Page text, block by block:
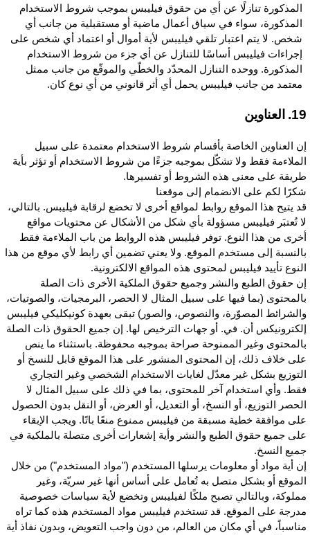
المذكورة تنازلًا عن أي من حقوق فيليبس بموجب شروط الاستخدام
المذكورة، سواء في سياق أعمال ماضية أو مستقبلية من جانب أي
شخص. لا يتم اعتبار تلقي فيليبس لأية أموال أو اعتماد أي شخص على
إجراءات فيليبس أساسًا للتنازل عن أي جزء من شروط الاستخدام
المذكورة. ووحده التنازل المحدّد والخطّي والموقّع من جانب ممثل
معتمد من جانب فيليبس يحمل أي أثر قانوني من أي نوع كان.
العناوين الخاصة بأقسام شروط الاستخدام معتمدة على سبيل
فقط ولا تشكّل بموجبه جزءًا من شروط الاستخدام أو تؤثر بأية
على معنى هذه الشروط أو تفسيرها.
لكم على الانضمام إلى موقعنا
يتيح هذا الموقع روابط لمواقع أخرى لا تخضع لرقابة فيليبس. بالتالي،
تُعتبَر فيليبس مسؤولة بأي شكل من الأشكال عن محتويات مواقع
من هذا النوع. توفر فيليبس هذه الروابط من باب الملاءمة فقط
إلى مستخدم الموقع. ولا يعني تضمين أي رابط لأي موقع من هذا
تأييد فيليبس لمحتوى هذه المواقع الالكترونية.
حقوق الطبع والنشر وجميع حقوق الملكية الأخرى ذات الصلة
(بما فيها على سبيل المثال لا الحصر، البرمجيات، والصوتيات،
المصوّرة، والنصوص، والصور) تبقى بعهدة كونيكليكي فيليبس
أن. في. أو جهات الترخيص لها. إن جميع الحقوق ذات الصلة
وغير الممنوحة صراحة بموجبه محفوظة. باستثناء ما ينص
خلاف ذلك، إن المحتوى المنشور على هذا الموقع قابل للنسخ أو
بشكل غير معدّل لغايات الاستخدام الشخصي وغير التجاري
وأي استخدام آخر للمحتوى، بما في ذلك على سبيل المثال لا
التوزيع، أو النسخ، أو التعديل، أو العرض، أو النقل بدون الحصول
موافقة خطية مسبقة من فيليبس ممنوع منعًا باتًا. ويجب الإبقاء
جميع حقوق الطبع والنشر وأية إشعارات أخرى متصلة بالملكية في
النسخ.
أية مواد أو معلومات يرسلها المستخدم ("مواد المستخدم") من خلال
أو بشكل متصل به تُعامل على أساس أنها غير سريّة، وغير
وبالتالي تصبح ملكًا لفيليبس وتخضع لأية سياسات خصوصية
على الموقع. قد تستخدم فيليبس مواد المستخدم هذه كما تراه
في أي مكان من العالم، من دون واجب التعويض، وبدون نفاذ أية